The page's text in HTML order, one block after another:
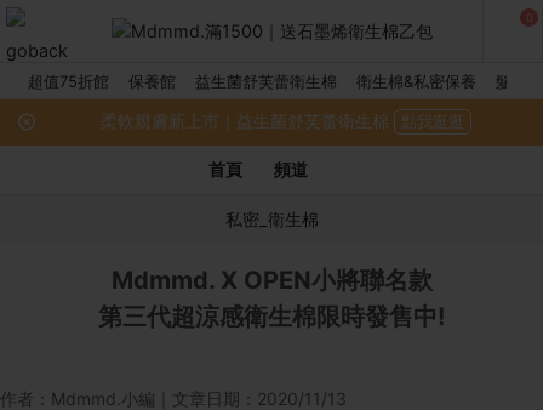
0
超值75折館 保養館 益生菌舒芙蕾衛生棉 衛生棉&私密保養 髮品館
柔軟親膚新上市｜益生菌舒芙蕾衛生棉 點我逛逛
首頁 頻道
私密_衛生棉
Mdmmd. X OPEN小將聯名款
第三代超涼感衛生棉限時發售中!
作者：Mdmmd.小編｜文章日期：2020/11/13